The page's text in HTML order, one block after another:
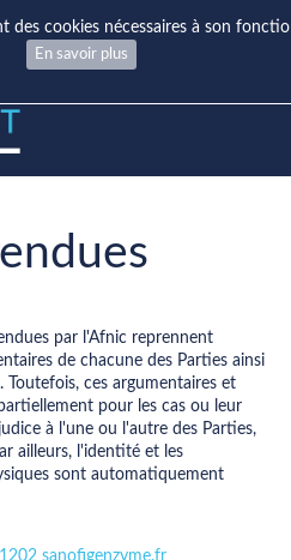
des cookies nécessaires à son
En savoir plus
par l'Afnic reprennent
de chacune des Parties ainsi
ces argumentaires et
pour les cas ou leur
à l'une ou l'autre des Parties,
ailleurs, l'identité et les
sont automatiquement
sanofigenzyme.fr